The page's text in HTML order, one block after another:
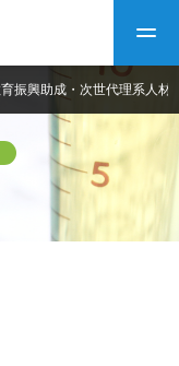
振興助成・次世代理系人材